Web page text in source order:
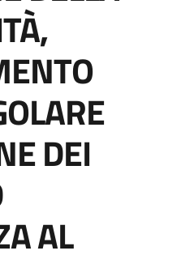
DEI
AL